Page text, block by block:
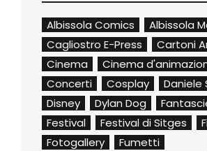
Albissola Comics
Albissola
Cagliostro E-Press
Cartoni
Cinema
Cinema
Concerti
Cosplay
Daniele
Disney
Dylan Dog
Festival
Festival di Sitges
Fotogallery
Fumetti